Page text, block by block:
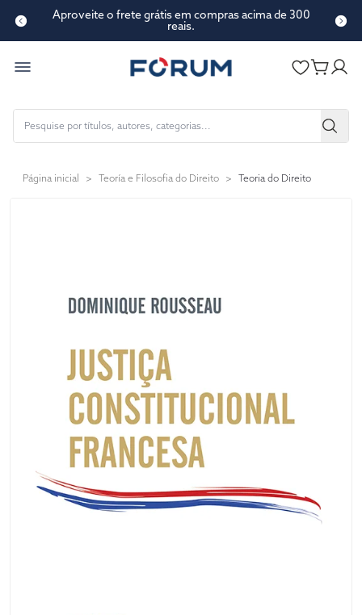
Aproveite o frete grátis em compras acima de 300
reais.
Página inicial > Teoría e Filosofia do Direito > Teoria do Direito